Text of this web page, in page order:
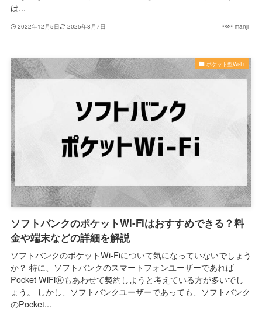
は...
2022年12月5日 2025年8月7日 manji
ポケット型Wi-Fi
ソフトバンクのポケットWi-Fiはおすすめできる？料
金や端末などの詳細を解説
ソフトバンクのポケットWi-Fiについて気になっていないでしょう
か？ 特に、ソフトバンクのスマートフォンユーザーであれば
Pocket WiFiⓇもあわせて契約しようと考えている方が多いでし
ょう。 しかし、ソフトバンクユーザーであっても、ソフトバンク
のPocket...